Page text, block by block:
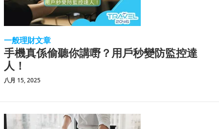
一般理財文章
手機真係偷聽你講嘢？用戶秒變防監控達
人！
八月 15, 2025